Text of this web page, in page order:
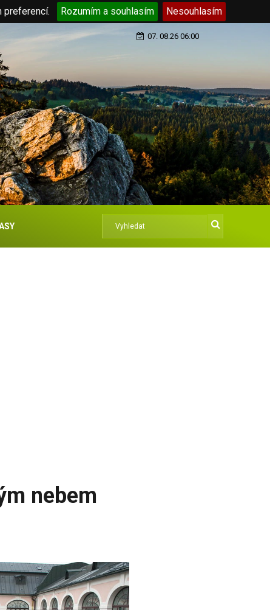
preferencí. Rozumím a souhlasím Nesouhlasím
07. 08.26 06:00
nebem